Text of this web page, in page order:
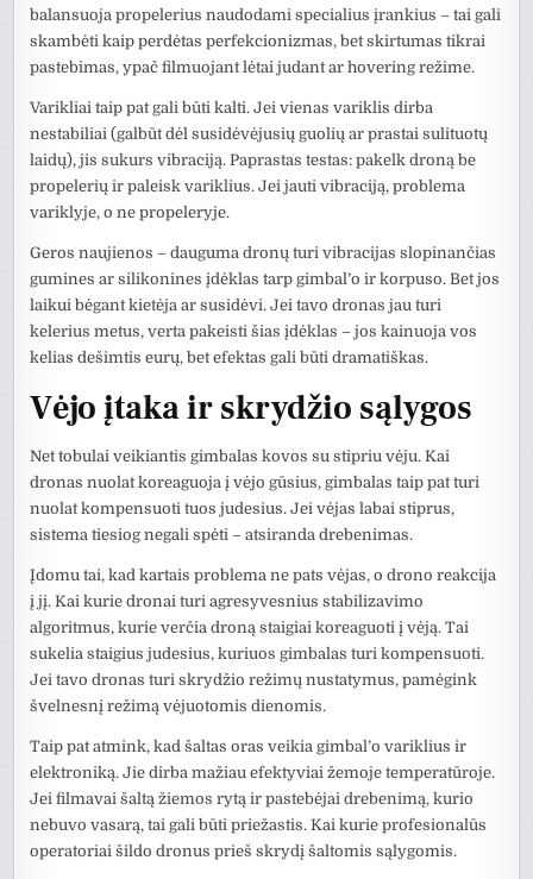
balansuoja propelerius naudodami specialius įrankius – tai gali
skambėti kaip perdėtas perfekcionizmas, bet skirtumas tikrai
pastebimas, ypač filmuojant lėtai judant ar hovering režime.
Varikliai taip pat gali būti kalti. Jei vienas variklis dirba
nestabiliai (galbūt dėl susidėvėjusių guolių ar prastai sulituotų
laidų), jis sukurs vibraciją. Paprastas testas: pakelk droną be
propelerių ir paleisk variklius. Jei jauti vibraciją, problema
variklyje, o ne propeleryje.
Geros naujienos – dauguma dronų turi vibracijas slopinančias
gumines ar silikonines įdėklas tarp gimbal’o ir korpuso. Bet jos
laikui bėgant kietėja ar susidėvi. Jei tavo dronas jau turi
kelerius metus, verta pakeisti šias įdėklas – jos kainuoja vos
kelias dešimtis eurų, bet efektas gali būti dramatiškas.
Vėjo įtaka ir skrydžio sąlygos
Net tobulai veikiantis gimbalas kovos su stipriu vėju. Kai
dronas nuolat koreaguoja į vėjo gūsius, gimbalas taip pat turi
nuolat kompensuoti tuos judesius. Jei vėjas labai stiprus,
sistema tiesiog negali spėti – atsiranda drebenimas.
Įdomu tai, kad kartais problema ne pats vėjas, o drono reakcija
į jį. Kai kurie dronai turi agresyvesnius stabilizavimo
algoritmus, kurie verčia droną staigiai koreaguoti į vėją. Tai
sukelia staigius judesius, kuriuos gimbalas turi kompensuoti.
Jei tavo dronas turi skrydžio režimų nustatymus, pamėgink
švelnesnį režimą vėjuotomis dienomis.
Taip pat atmink, kad šaltas oras veikia gimbal’o variklius ir
elektroniką. Jie dirba mažiau efektyviai žemoje temperatūroje.
Jei filmavai šaltą žiemos rytą ir pastebėjai drebenimą, kurio
nebuvo vasarą, tai gali būti priežastis. Kai kurie profesionalūs
operatoriai šildo dronus prieš skrydį šaltomis sąlygomis.